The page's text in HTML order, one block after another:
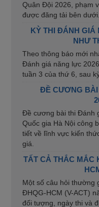
Quân Đội 2026, phạm
được đăng tải bên dưới.
KỲ THI ĐÁNH GIÁ
NHƯ
Theo thông báo mới
Đánh giá năng lực
tuần 3 của thứ 6, sau
ĐỀ CƯƠNG
Đề cương bài thi Đánh
Quốc gia Hà Nội công
tiết về lĩnh vực kiến
giá.
TẤT CẢ THẮC MẮC
Một số câu hỏi thường
ĐHQG-HCM (V-ACT)
đối tượng, ngày thi và